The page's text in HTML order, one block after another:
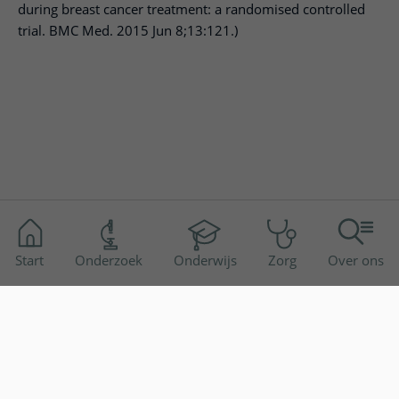
during breast cancer treatment: a randomised controlled
trial. BMC Med. 2015 Jun 8;13:121.)
Start Onderzoek Onderwijs Zorg Over ons
Disclaimer Toegankelijkheid Privacyverklaring